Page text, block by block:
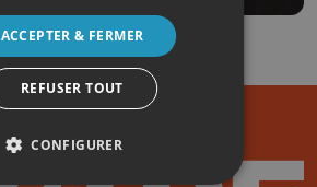
ACCEPTER & FERMER
REFUSER TOUT
CONFIGURER